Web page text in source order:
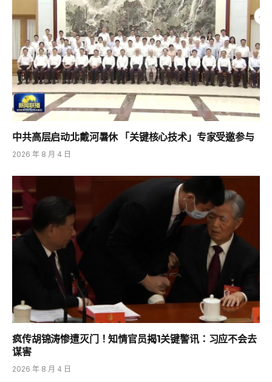
中共高层启动北戴河暑休 「关键核心技术」专家受邀参与
2026 年 8 月 4 日
疯传胡锦涛惨遭灭门！知情官员揭1关键警讯：习应不会去
谋害
2026 年 8 月 4 日